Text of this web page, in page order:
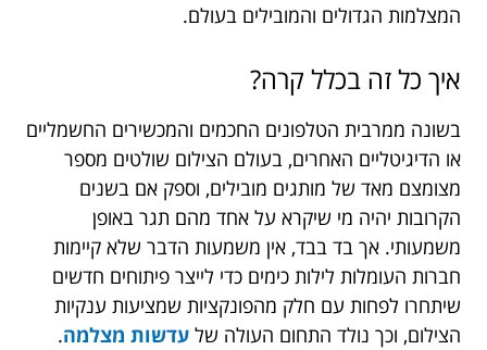
המצלמות הגדולים והמובילים בעולם.
איך כל זה בכלל קרה?
בשונה ממרבית הטלפונים החכמים והמכשירים החשמליים
או הדיגיטליים האחרים, בעולם הצילום שולטים מספר
מצומצם מאד של מותגים מובילים, וספק אם בשנים
הקרובות יהיה מי שיקרא על אחד מהם תגר באופן
משמעותי. אך בד בבד, אין משמעות הדבר שלא קיימות
חברות העומלות לילות כימים כדי לייצר פיתוחים חדשים
שיתחרו לפחות עם חלק מהפונקציות שמציעות ענקיות
הצילום, וכך נולד התחום העולה של עדשות מצלמה.